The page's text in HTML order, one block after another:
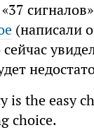
сигналов»
(написали
сейчас
is the easy
choice.